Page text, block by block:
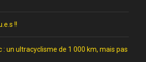
!!
: un ultracyclisme de 1 000 km, mais pas